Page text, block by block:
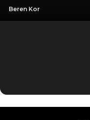
Beren Kor